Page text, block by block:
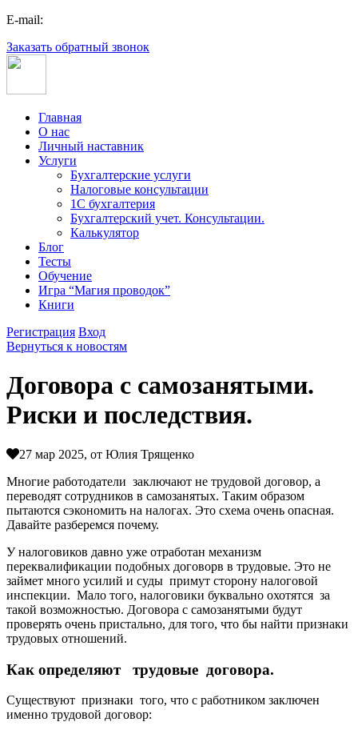
E-mail:
Заказать обратный звонок
Главная
О нас
Личный наставник
Услуги
Бухгалтерские услуги
Налоговые консультации
1С бухгалтерия
Бухгалтерский учет. Консультации.
Калькулятор
Блог
Тесты
Обучение
Игра “Магия проводок”
Книги
Регистрация Вход
Вернуться к новостям
Договора с самозанятыми.
Риски и последствия.
27 мар 2025, от Юлия Трященко
Многие работодатели заключают не трудовой договор, а
переводят сотрудников в самозанятых. Таким образом
пытаются сэкономить на налогах. Это схема очень опасная.
Давайте разберемся почему.
У налоговиков давно уже отработан механизм
переквалификации подобных договорв в трудовые. Это не
займет много усилий и суды примут сторону налоговой
инспекции. Мало того, налоговики буквально охотятся за
такой возможностью. Договора с самозанятыми будут
проверять очень пристально, для того, что бы найти признаки
трудовых отношений.
Как определяют трудовые договора.
Существуют признаки того, что с работником заключен
именно трудовой договор: